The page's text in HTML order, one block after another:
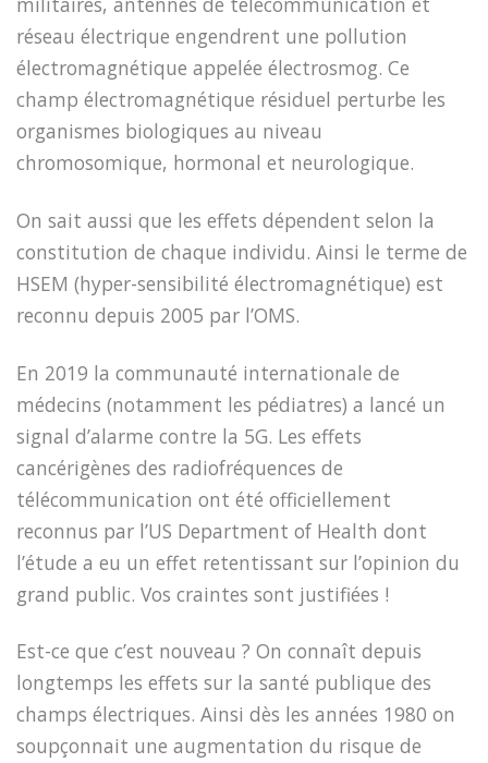
réseau électrique engendrent une pollution
électromagnétique appelée électrosmog. Ce
champ électromagnétique résiduel perturbe les
organismes biologiques au niveau
chromosomique, hormonal et neurologique.
On sait aussi que les effets dépendent selon la
constitution de chaque individu. Ainsi le terme de
HSEM (hyper-sensibilité électromagnétique) est
reconnu depuis 2005 par l’OMS.
En 2019 la communauté internationale de
médecins (notamment les pédiatres) a lancé un
signal d’alarme contre la 5G. Les effets
cancérigènes des radiofréquences de
télécommunication ont été officiellement
reconnus par l’US Department of Health dont
l’étude a eu un effet retentissant sur l’opinion du
grand public. Vos craintes sont justifiées !
Est-ce que c’est nouveau ? On connaît depuis
longtemps les effets sur la santé publique des
champs électriques. Ainsi dès les années 1980 on
soupçonnait une augmentation du risque de